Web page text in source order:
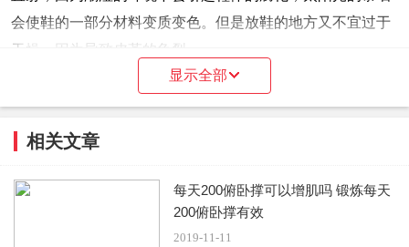
会使鞋的一部分材料变质变色。但是放鞋的地方又不宜过于
干燥，因为导致皮革的龟裂。
二，保存鞋的时候，应该在鞋内塞上柔软的纸团，这样
部的干燥，而且有利于保持鞋形的固定，不至于在使用过后
&ldquo;垮掉&rdquo;。
三，特别需要提出的是对于收藏型的保存，最好买一些
显示全部
相关文章
每天200俯卧撑可以增肌吗 锻炼每天
200俯卧撑有效
2019-11-11